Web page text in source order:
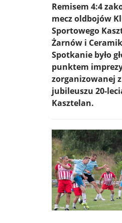
Remisem 4:4
mecz oldbojów
Sportowego
Żarnów i
Spotkanie było
punktem
zorganizowanej
jubileuszu 20-
Kasztelan.